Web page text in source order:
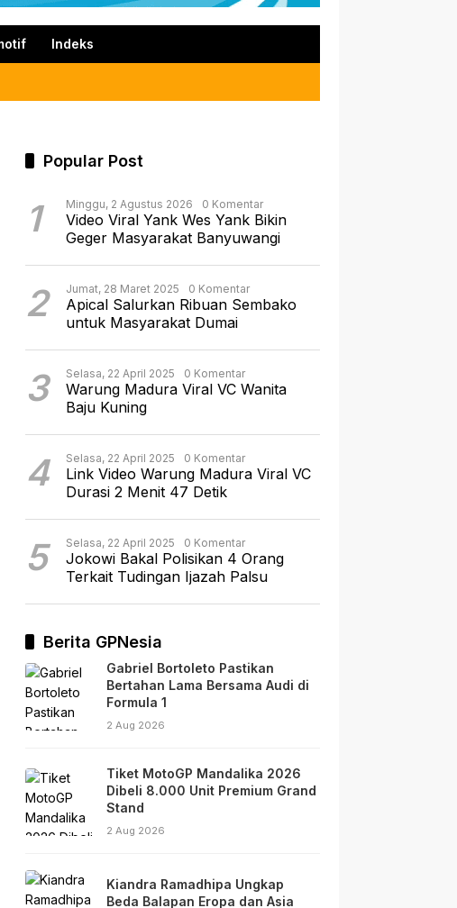
Indeks
Popular Post
1 Minggu, 2 Agustus 2026 0 Komentar
Video Viral Yank Wes Yank Bikin
Geger Masyarakat Banyuwangi
2 Jumat, 28 Maret 2025 0 Komentar
Apical Salurkan Ribuan Sembako
untuk Masyarakat Dumai
3 Selasa, 22 April 2025 0 Komentar
Warung Madura Viral VC Wanita
Baju Kuning
4 Selasa, 22 April 2025 0 Komentar
Link Video Warung Madura Viral VC
Durasi 2 Menit 47 Detik
5 Selasa, 22 April 2025 0 Komentar
Jokowi Bakal Polisikan 4 Orang
Terkait Tudingan Ijazah Palsu
Berita GPNesia
Gabriel Bortoleto Pastikan
Bertahan Lama Bersama Audi di
Formula 1
2 Aug 2026
Tiket MotoGP Mandalika 2026
Dibeli 8.000 Unit Premium Grand
Stand
2 Aug 2026
Kiandra Ramadhipa Ungkap
Beda Balapan Eropa dan Asia